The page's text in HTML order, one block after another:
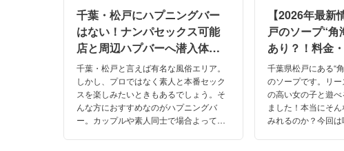
千葉・松戸にハプニングバー
はない！ナンパセックス可能
店と周辺ハプバーへ潜入体験
談！【2026年】
千葉・松戸と言えば有名な風俗エリア。
しかし、プロではなく素人と本番セック
スを楽しみたいときもあるでしょう。そ
んな方におすすめなのがハプニングバ
ー。カップルや素人同士で場合よっては
【2026年最
戸のソープ“
あり？！料金
すめ嬢情報を
千葉県松戸にある“
のソープです。リ
の高い女の子と遊
ました！本当にそ
みれるのか？今回